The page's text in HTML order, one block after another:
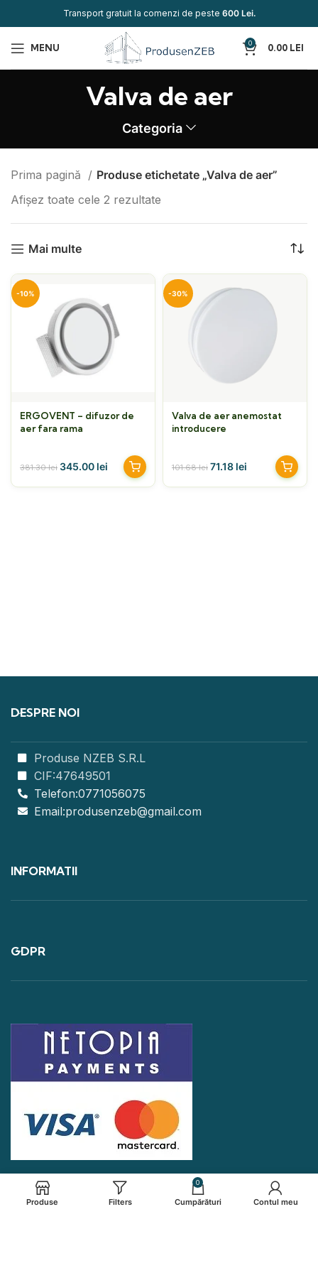
Transport gratuit la comenzi de peste 600 Lei.
MENU 0 0.00 LEI
Valva de aer
Categoria
Prima pagină
Produse etichetate „Valva de aer”
Afișez toate cele 2 rezultate
Mai multe
-10%
ERGOVENT – difuzor de
aer fara rama
381.30lei 345.00 lei
-30%
Valva de aer anemostat
introducere
101.68lei 71.18 lei
DESPRE NOI
Produse NZEB S.R.L
CIF:47649501
Telefon:0771056075
Email:produsenzeb@gmail.com
INFORMATII
GDPR
Produse Filters
0
Cumpărături Contul meu